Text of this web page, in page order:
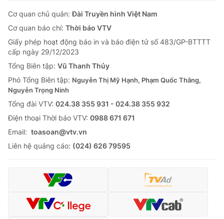
Cơ quan chủ quản:Đài Truyền hình Việt Nam
Cơ quan báo chí: Thời báo VTV
Giấy phép hoạt động báo in và báo điện tử số 483/GP-BTTTT
cấp ngày 29/12/2023
Tổng Biên tập: Vũ Thanh Thủy
Phó Tổng Biên tập: Nguyễn Thị Mỹ Hạnh, Phạm Quốc Thắng,
Nguyễn Trọng Ninh
Tổng đài VTV: 024.38 355 931 - 024.38 355 932
Ðiện thoại Thời báo VTV: 0988 671 671
Email: toasoan@vtv.vn
Liên hệ quảng cáo: (024) 626 79595